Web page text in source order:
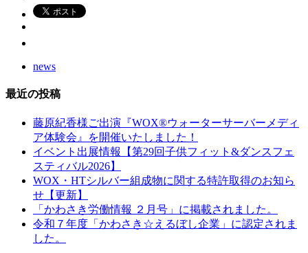
news
最近の投稿
藤原紀香様ご出演『WOX®ウォーターサーバーメディ
ア体験会』を開催いたしました！
イベント出展情報【第29回子供フィット&ダンスフェ
スティバル2026】
WOX・HTシルバー組成物に関する特許取得のお知ら
せ【更新】
「かわさき労働情報 ２月号」に掲載されました。
令和７年度「かわさき☆えるぼし企業」に認定されま
した。